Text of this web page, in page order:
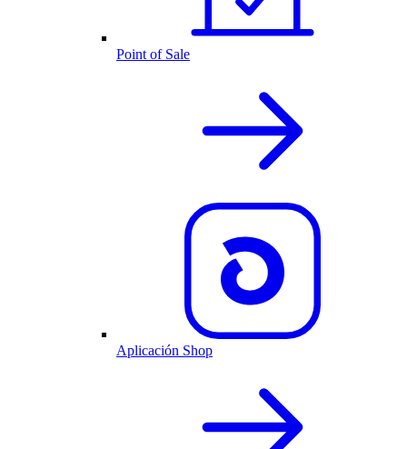
Point of Sale
Aplicación Shop